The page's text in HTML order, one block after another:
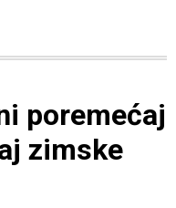
poremećaj
zimske